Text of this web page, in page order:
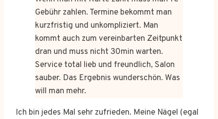
Gebühr zahlen. Termine bekommt man
kurzfristig und unkompliziert. Man
kommt auch zum vereinbarten Zeitpunkt
dran und muss nicht 30min warten.
Service total lieb und freundlich, Salon
sauber. Das Ergebnis wunderschön. Was
will man mehr.
Ich bin jedes Mal sehr zufrieden. Meine Nägel (egal